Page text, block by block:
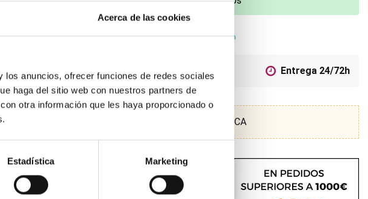
Acerca de las cookies
anuncios, ofrecer funciones de redes sociales
haga del sitio web con nuestros partners de
otra información que les haya proporcionado o
Estadística Marketing
Envío gratis +60€ Pago seguro Entrega 24/72h
DESCUBRE NUESTRA TIENDA FÍSICA